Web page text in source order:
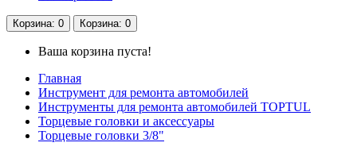
Корзина: 0 Корзина: 0
Ваша корзина пуста!
Главная
Инструмент для ремонта автомобилей
Инструменты для ремонта автомобилей TOPTUL
Торцевые головки и аксессуары
Торцевые головки 3/8"